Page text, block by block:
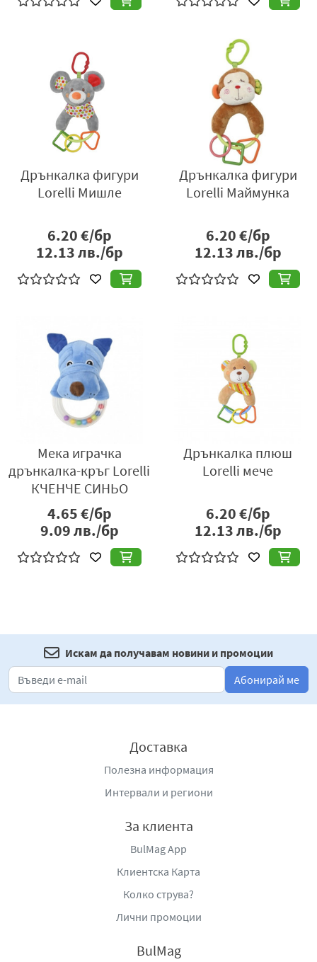
Дрънкалка фигури
Lorelli Мишле
6.20€/бр
12.13лв./бр
Дрънкалка фигури
Lorelli Маймунка
6.20€/бр
12.13лв./бр
Мека играчка
дрънкалка-кръг Lorelli
КЧЕНЧЕ СИНЬО
4.65€/бр
9.09лв./бр
Дрънкалка плюш
Lorelli мече
6.20€/бр
12.13лв./бр
Искам да получавам новини и промоции
Абонирай ме
Доставка
Полезна информация
Интервали и региони
За клиента
BulMag App
Клиентска Карта
Колко струва?
Лични промоции
BulMag